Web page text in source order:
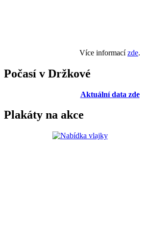
Více informacízde.
Počasí v Držkové
Aktuální data zde
Plakáty na akce